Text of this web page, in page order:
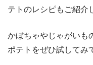
テトのレシピもご紹介
かぼちゃやじゃがいも
ポテトをぜひ試してみ